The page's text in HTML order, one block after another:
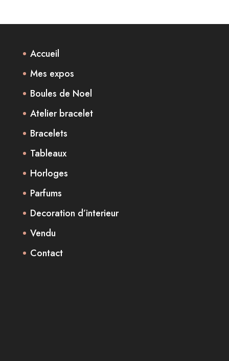
Accueil
Mes expos
Boules de Noel
Atelier bracelet
Bracelets
Tableaux
Horloges
Parfums
Decoration d’interieur
Vendu
Contact